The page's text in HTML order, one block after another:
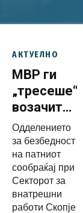
АКТУЕЛНО
МВР ги
„тресеше“
возачите:
Викендов
фрштеа
казни во
акциска
контрола
Одделението
за безбедност
на патниот
сообраќај при
Секторот за
внатрешни
работи Скопје